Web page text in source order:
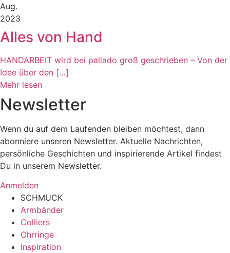
Aug.
2023
Alles von Hand
HANDARBEIT wird bei pallado groß geschrieben – Von der
Idee über den […]
Mehr lesen
Newsletter
Wenn du auf dem Laufenden bleiben möchtest, dann
abonniere unseren Newsletter. Aktuelle Nachrichten,
persönliche Geschichten und inspirierende Artikel findest
Du in unserem Newsletter.
Anmelden
SCHMUCK
Armbänder
Colliers
Ohrringe
Inspiration